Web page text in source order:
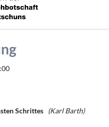
Schrittes (Karl Barth)